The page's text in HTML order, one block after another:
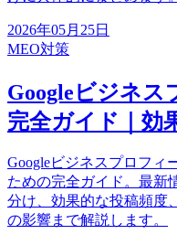
2026年05月25日
MEO対策
Googleビジネス
完全ガイド｜効
Googleビジネスプロフィ
ための完全ガイド。最新
分け、効果的な投稿頻度
の影響まで解説します。